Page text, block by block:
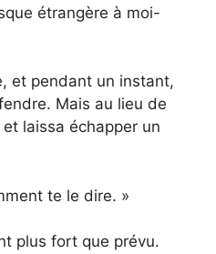
étrangère à moi-
et pendant un instant,
Mais au lieu de
laissa échapper un
te le dire. »
plus fort que prévu.